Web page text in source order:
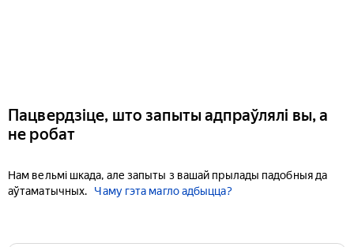
Пацвердзіце, што запыты адпраўлялі вы, а
не робат
Нам вельмі шкада, але запыты з вашай прылады падобныя да
аўтаматычных.
Чаму гэта магло адбыцца?